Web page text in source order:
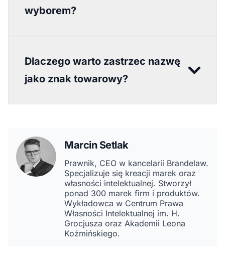
wyborem?
Dlaczego warto zastrzec nazwę
jako znak towarowy?
Marcin Setlak
Prawnik, CEO w kancelarii Brandelaw.
Specjalizuje się kreacji marek oraz
własności intelektualnej. Stworzył
ponad 300 marek firm i produktów.
Wykładowca w Centrum Prawa
Własności Intelektualnej im. H.
Grocjusza oraz Akademii Leona
Koźmińskiego.